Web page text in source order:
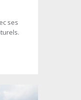
ses